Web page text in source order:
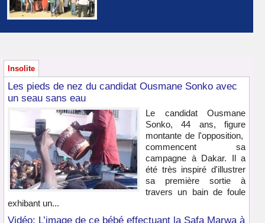
Insolite
Les pieds de nez du candidat Ousmane Sonko avec
un seau sans eau
Le candidat Ousmane
Sonko, 44 ans, figure
montante de l'opposition,
commencent sa
campagne à Dakar. Il a
été très inspiré d'illustrer
sa première sortie à
travers un bain de foule
exhibant un...
Vidéo: L’image de ce bébé effectuant la Safa Marwa à